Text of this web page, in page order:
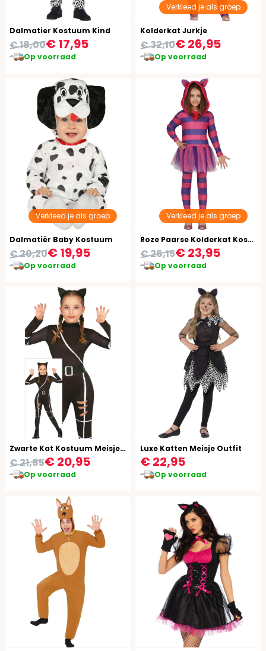
Dalmatier Kostuum Kind
€ 17,95
€ 18,00
Op voorraad
Verkleed je als groep
Kolderkat Jurkje
€ 26,95
€ 32,10
Op voorraad
Verkleed je als groep
Dalmatiër Baby Kostuum
€ 19,95
€ 20,20
Op voorraad
Verkleed je als groep
Roze Paarse Kolderkat Kostuum
€ 23,95
€ 26,15
Op voorraad
Zwarte Kat Kostuum Meisjes Jumpsuit
€ 20,95
€ 21,85
Op voorraad
Luxe Katten Meisje Outfit
€ 22,95
Op voorraad